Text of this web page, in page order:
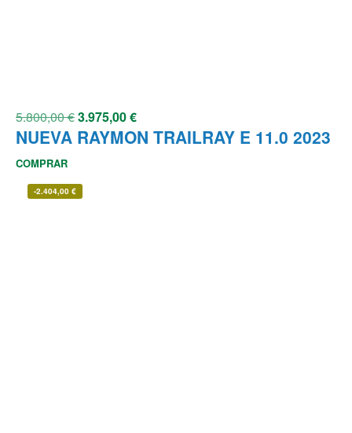
5.800,00€3.975,00€
NUEVA RAYMON TRAILRAY E 11.0 2023
COMPRAR
-2.404,00 €